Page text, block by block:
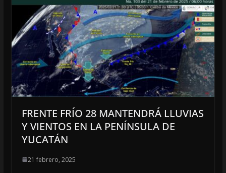
FRENTE FRÍO 28 MANTENDRÁ LLUVIAS
Y VIENTOS EN LA PENÍNSULA DE
YUCATÁN
21 febrero, 2025